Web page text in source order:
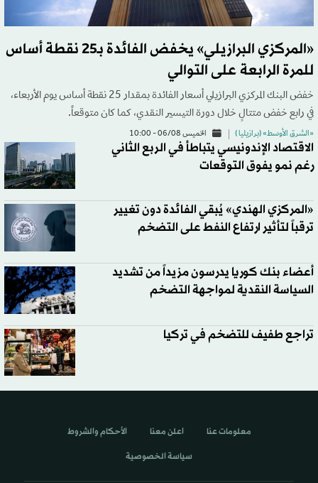
«المركزي البرازيلي» يخفض الفائدة بـ25 نقطة أساس
للمرة الرابعة على التوالي
خفض البنك المركزي البرازيلي أسعار الفائدة بمقدار 25 نقطة أساس يوم الأربعاء،
في رابع خفض متتالٍ خلال دورة التيسير النقدي، كما كان متوقعاً.
«الشرق الأوسط» (برازيليا ) الخميس 06/08 - 10:00
الاقتصاد الإندونيسي يتباطأ في الربع الثاني
رغم نمو يفوق التوقعات
«المركزي الهندي» يُبقي الفائدة دون تغيير
ترقباً لتأثير ارتفاع النفط على التضخم
أعضاء بنك كوريا يدرسون مزيداً من تشديد
السياسة النقدية لمواجهة التضخم
تراجع طفيف للتضخم في تركيا
معلومات عنا اعلن معنا الأحكام والشروط
سياسة الخصوصية